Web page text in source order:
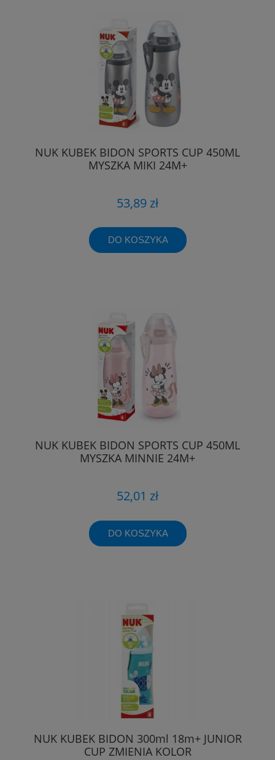
NUK KUBEK BIDON SPORTS CUP 450ML
MYSZKA MIKI 24M+
53,89 zł
DO KOSZYKA
NUK KUBEK BIDON SPORTS CUP 450ML
MYSZKA MINNIE 24M+
52,01 zł
DO KOSZYKA
NUK KUBEK BIDON 300ml 18m+ JUNIOR
CUP ZMIENIA KOLOR